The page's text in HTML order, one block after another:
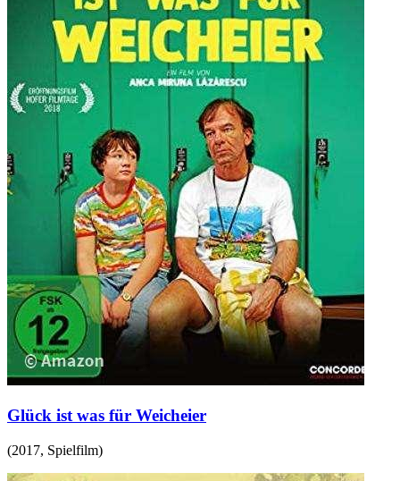
Glück ist was für Weicheier
(2017, Spielfilm)